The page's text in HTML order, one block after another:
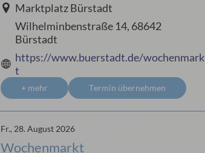
Marktplatz Bürstadt
Wilhelminbenstraße 14, 68642
Bürstadt
https://www.buerstadt.de/wochenmark
t
+ mehr Termin übernehmen
Fr., 28. August 2026
Wochenmarkt